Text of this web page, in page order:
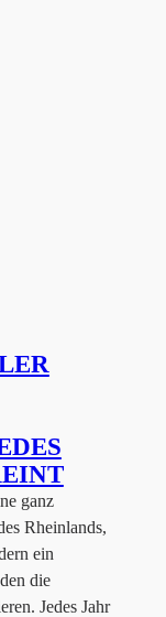
ganz
Rheinlands,
ein
die
Jedes Jahr